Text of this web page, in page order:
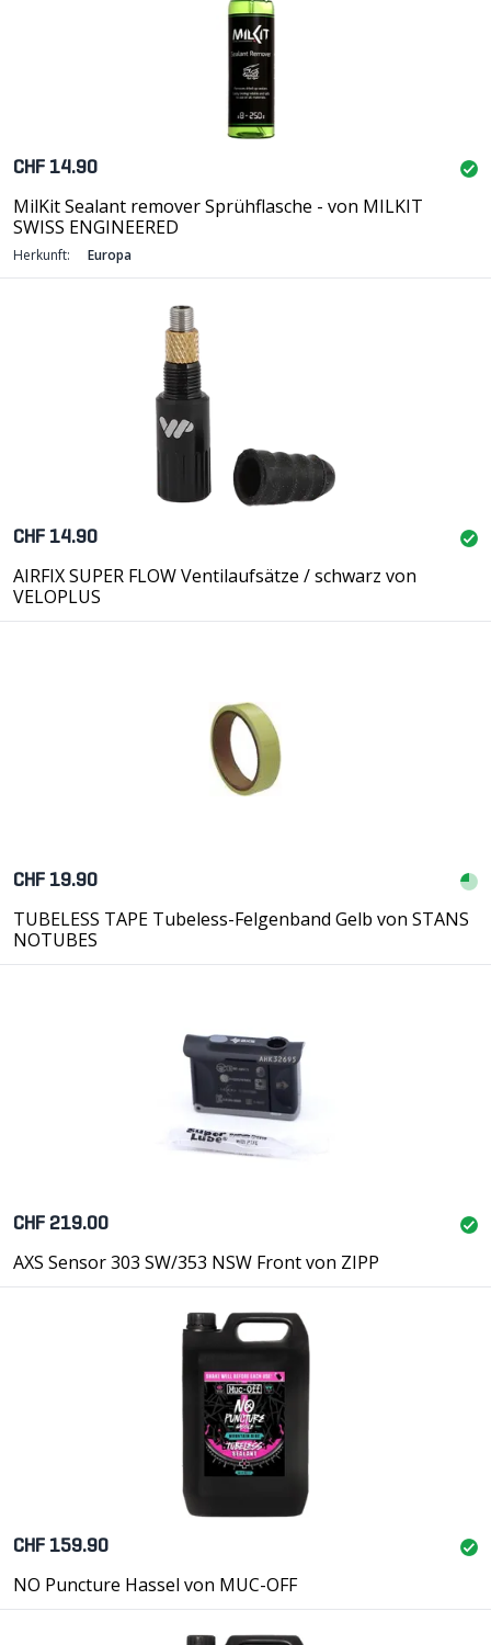
CHF 14.90
MilKit Sealant remover Sprühflasche - von MILKIT
SWISS ENGINEERED
Herkunft: Europa
CHF 14.90
AIRFIX SUPER FLOW Ventilaufsätze / schwarz von
VELOPLUS
CHF 19.90
TUBELESS TAPE Tubeless-Felgenband Gelb von STANS
NOTUBES
CHF 219.00
AXS Sensor 303 SW/353 NSW Front von ZIPP
CHF 159.90
NO Puncture Hassel von MUC-OFF